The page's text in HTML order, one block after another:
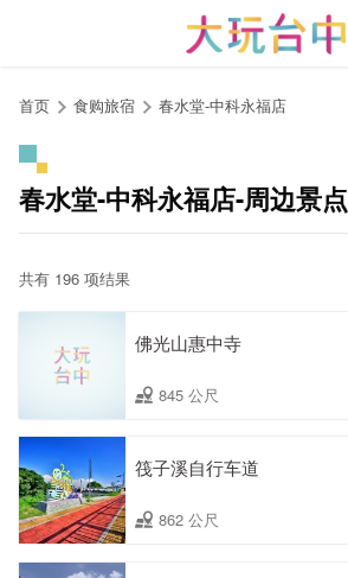
首页 食购旅宿 春水堂-中科永福店
春水堂-中科永福店-周边景点
共有 196 项结果
佛光山惠中寺
845 公尺
筏子溪自行车道
862 公尺